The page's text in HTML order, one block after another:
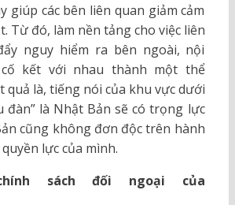
giúp các bên liên quan giảm cảm
Từ đó, làm nền tảng cho việc liên
nguy hiểm ra bên ngoài, nội
kết với nhau thành một thể
quả là, tiếng nói của khu vực dưới
đàn” là Nhật Bản sẽ có trọng lực
cũng không đơn độc trên hành
lực của mình.
sách đối ngoại của